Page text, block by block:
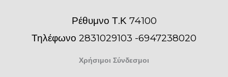
Ρέθυμνο Τ.Κ 74100
Τηλέφωνο 2831029103 -6947238020
Χρήσιμοι Σύνδεσμοι